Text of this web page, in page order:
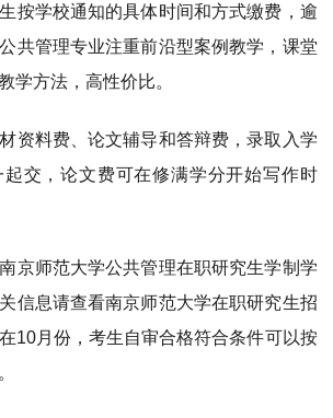
按学校通知的具体时间和方式缴费，逾
共管理专业注重前沿型案例教学，课堂
学方法，高性价比。
料费、论文辅导和答辩费，录取入学
交，论文费可在修满学分开始写作时
师范大学公共管理在职研究生学制学
信息请查看南京师范大学在职研究生招
10月份，考生自审合格符合条件可以按